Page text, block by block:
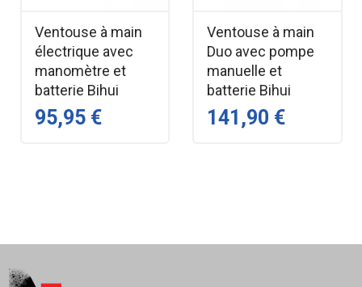
Ventouse à main
électrique avec
manomètre et
batterie Bihui
95,95 €
Ventouse à main
Duo avec pompe
manuelle et
batterie Bihui
141,90 €